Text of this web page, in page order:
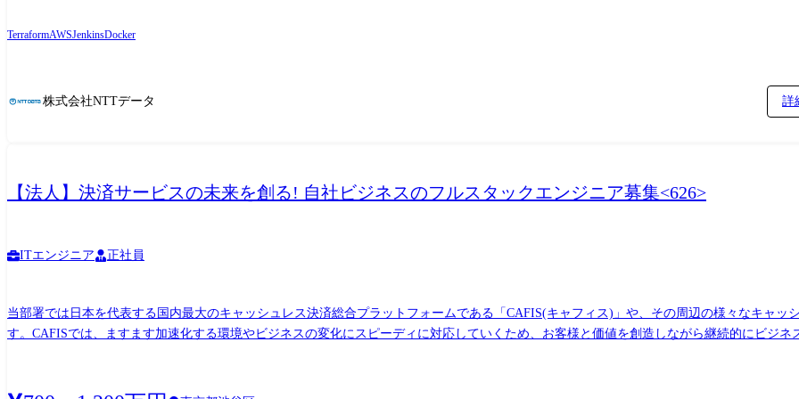
TerraformAWSJenkinsDocker
株式会社NTTデータ 詳
【法人】決済サービスの未来を創る! 自社ビジネスのフルスタックエンジニア募集<626>
ITエンジニア 正社員
当部署では日本を代表する国内最大のキャッシュレス決済総合プラットフォームである「CAFIS(キャフィス)」や、その周辺の様々なキャッ
す。CAFISでは、ますます加速化する環境やビジネスの変化にスピーディに対応していくため、お客様と価値を創造しながら継続的にビジ
り組みを開始しています。マネジメントスタイル・社内環境・人材育成をゼロベースで再考した上で「デジタルプラットフォーム」の上に